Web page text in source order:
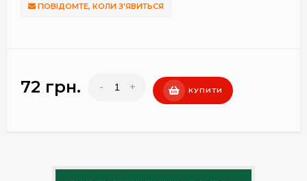
ПОВІДОМТЕ, КОЛИ З'ЯВИТЬСЯ
72 грн. - + КУПИТИ